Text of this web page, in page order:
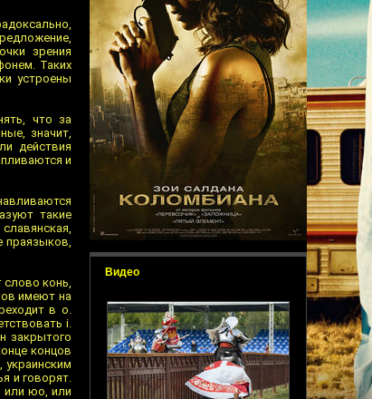
Видео
зрения
Таких
устроены
что за
значит,
действия
и
такие
праязыков,
слово конь,
имеют на
в о.
i.
закрытого
концов
и говорят.
или юо, или